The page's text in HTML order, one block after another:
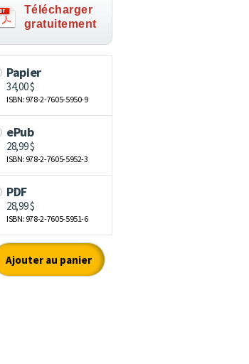
Télécharger
gratuitement